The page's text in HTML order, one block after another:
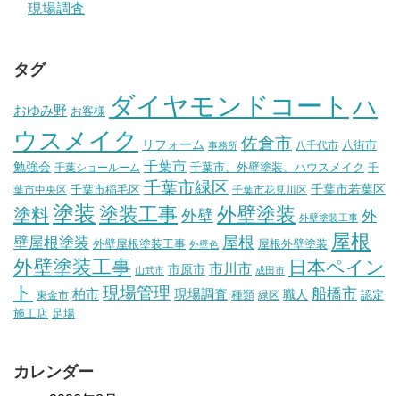
現場調査
タグ
おゆみ野 お客様 ダイヤモンドコート ハ
ウスメイク
リフォーム 事務所 佐倉市 八千代市 八街市
勉強会 千葉ショールーム 千葉市 千葉市、外壁塗装、ハウスメイク 千
葉市中央区 千葉市稲毛区 千葉市緑区 千葉市花見川区 千葉市若葉区
塗料塗装 塗装工事 外壁 外壁塗装 外壁塗装工事 外
壁屋根塗装 外壁屋根塗装工事 外壁色 屋根 屋根外壁塗装 屋根
外壁塗装工事 山武市 市原市 市川市 成田市
日本ペイン
ト
東金市 柏市 現場管理 現場調査 種類 緑区 職人 船橋市 認定
施工店 足場
カレンダー